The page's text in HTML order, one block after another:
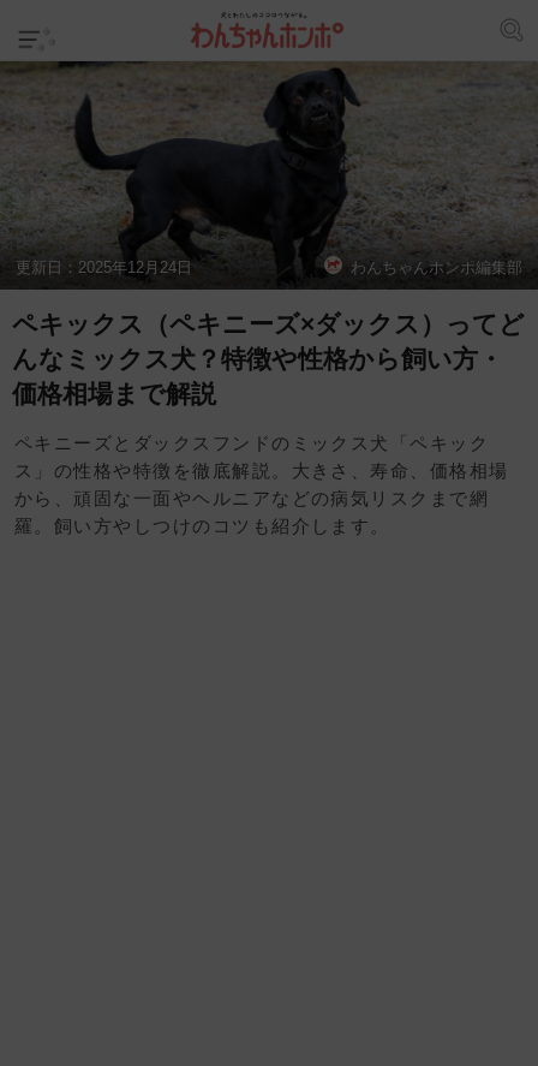
更新日： 2025年12月24日 わんちゃんホンポ編集部
ペキックス（ペキニーズ×ダックス）ってど
んなミックス犬？特徴や性格から飼い方・
価格相場まで解説
ペキニーズとダックスフンドのミックス犬「ペキック
ス」の性格や特徴を徹底解説。大きさ、寿命、価格相場
から、頑固な一面やヘルニアなどの病気リスクまで網
羅。飼い方やしつけのコツも紹介します。